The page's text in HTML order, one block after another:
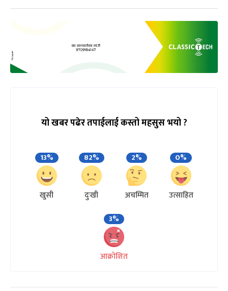
यो खबर पढेर तपाईलाई कस्तो महसुस भयो ?
13%
खुसी
82%
दुःखी
2%
अचम्मित
0%
उत्साहित
3%
आक्रोशित